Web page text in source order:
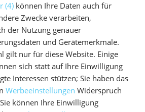
(4)können Ihre Daten auch für
Zwecke verarbeiten,
der Nutzung genauer
und Gerätemerkmale.
gilt nur für diese Website. Einige
sich statt auf Ihre Einwilligung
Interessen stützen; Sie haben das
Werbeeinstellungen Widerspruch
können Ihre Einwilligung